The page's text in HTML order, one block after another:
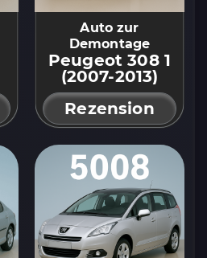
Auto zur
Demontage
Peugeot 308 1
(2007-2013)
Rezension